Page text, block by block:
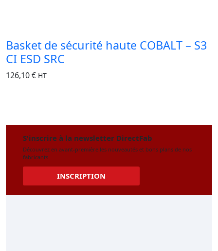
Basket de sécurité haute COBALT – S3
CI ESD SRC
126,10€ HT
S'inscrire à la newsletter DirectFab
Découvrez en avant-première les nouveautés et bons plans de nos
fabricants.
INSCRIPTION